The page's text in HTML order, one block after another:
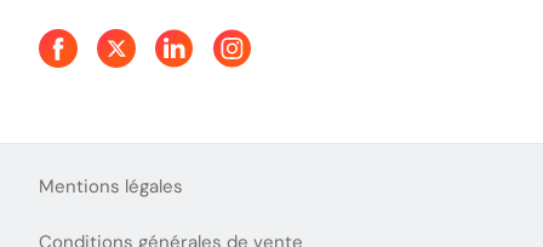
Presse
Mentions légales
Conditions générales de vente